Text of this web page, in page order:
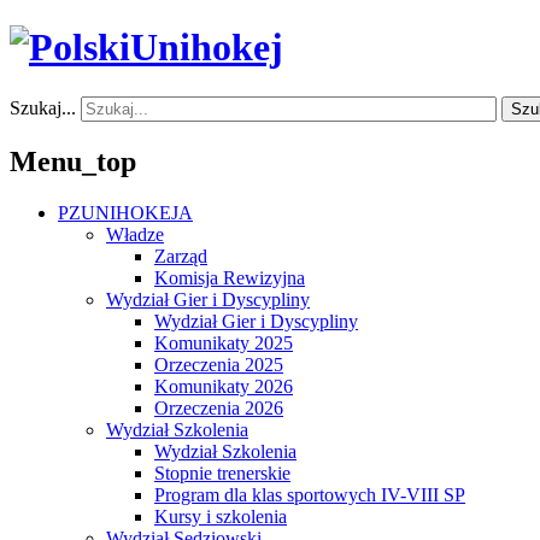
Szukaj...
Menu_top
PZUNIHOKEJA
Władze
Zarząd
Komisja Rewizyjna
Wydział Gier i Dyscypliny
Wydział Gier i Dyscypliny
Komunikaty 2025
Orzeczenia 2025
Komunikaty 2026
Orzeczenia 2026
Wydział Szkolenia
Wydział Szkolenia
Stopnie trenerskie
Program dla klas sportowych IV-VIII SP
Kursy i szkolenia